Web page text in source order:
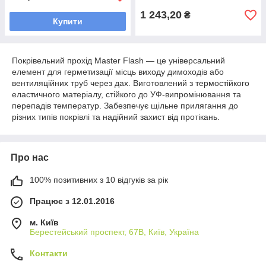
Купити
1 243,20 ₴
Покрівельний прохід Master Flash — це універсальний
елемент для герметизації місць виходу димоходів або
вентиляційних труб через дах. Виготовлений з термостійкого
еластичного матеріалу, стійкого до УФ-випромінювання та
перепадів температур. Забезпечує щільне прилягання до
різних типів покрівлі та надійний захист від протікань.
Про нас
100% позитивних з 10 відгуків за рік
Працює з 12.01.2016
м. Київ
Берестейський проспект, 67В, Київ, Україна
Контакти